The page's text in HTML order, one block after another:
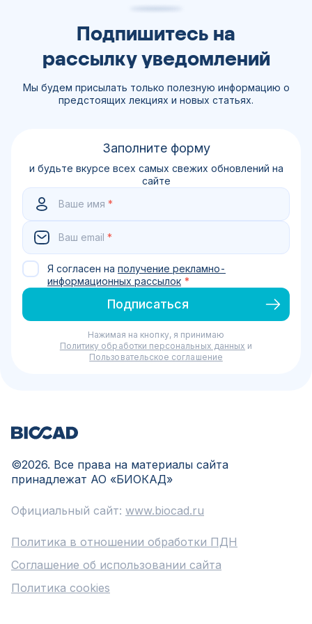
unknown origin (FUO) in adult neutropenic
patients with solid tumours and hematological
malignancies // Lancet Regional Health.
// Cancer Research UK.
Подпишитесь на
рассылку уведомлений
Мы будем присылать только полезную информацию о
предстоящих лекциях и новых статьях.
Заполните форму
и будьте вкурсе всех самых свежих обновлений на
сайте
Ваше имя *
Ваш email *
Я согласен на получение рекламно-
информационных рассылок *
Подписаться
Нажимая на кнопку, я принимаю
Политику обработки персональных данных и
Пользовательское соглашение
©2026. Все права на материалы сайта
принадлежат АО «БИОКАД»
Официальный сайт: www.biocad.ru
Политика в отношении обработки ПДН
Соглашение об использовании сайта
Политика cookies